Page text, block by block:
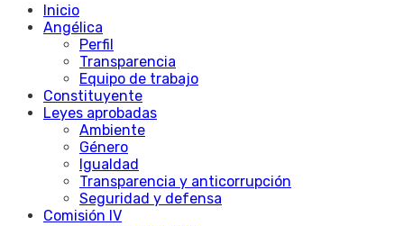
Inicio
Angélica
Perfil
Transparencia
Equipo de trabajo
Constituyente
Leyes aprobadas
Ambiente
Género
Igualdad
Transparencia y anticorrupción
Seguridad y defensa
Comisión IV